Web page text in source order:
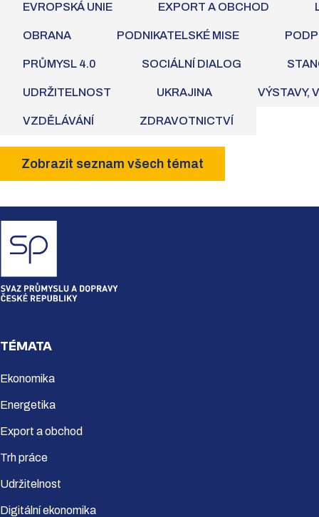
EVROPSKÁ UNIE EXPORT A OBCHOD
OBRANA PODNIKATELSKÉ MISE
PRŮMYSL 4.0 SOCIÁLNÍ DIALOG
UDRŽITELNOST UKRAJINA VÝSTAVY,
VZDĚLÁVÁNÍ ZDRAVOTNICTVÍ
Zobrazit seznam všech témat
TÉMATA
Ekonomika
Energetika
Export a obchod
Trh práce
Udržitelnost
Digitální ekonomika